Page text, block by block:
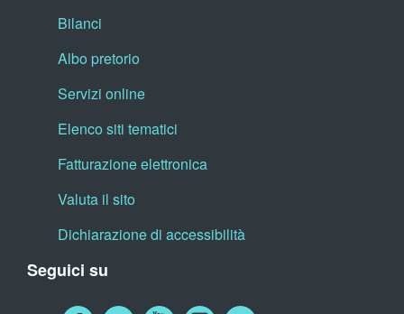
Bilanci
Albo pretorio
Servizi online
Elenco siti tematici
Fatturazione elettronica
Valuta il sito
Dichiarazione di accessibilità
Seguici su